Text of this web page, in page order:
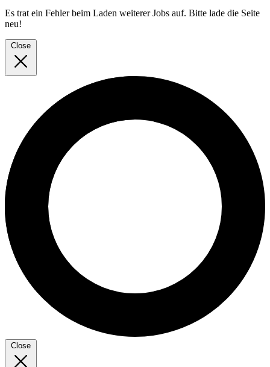
Es trat ein Fehler beim Laden weiterer Jobs auf. Bitte lade die Seite
neu!
Close
Close